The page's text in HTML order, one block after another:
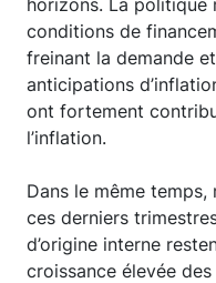
horizons. La politique
conditions de
freinant la demande
anticipations
ont fortement
l’inflation.
Dans le même temps,
ces derniers
d’origine interne
croissance élevée